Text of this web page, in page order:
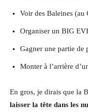
Voir des Baleines (au
Organiser un BIG
Gagner une partie de
Monter à l’arrière
En gros, je dirais que la
laisser la tête dans les